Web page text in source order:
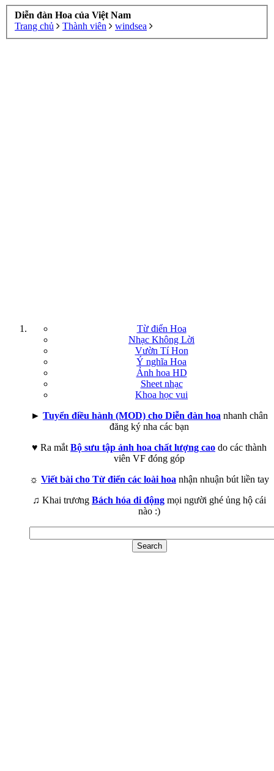
Diễn đàn Hoa của Việt Nam
Trang chủ
Thành viên windsea
Từ điển Hoa
Nhạc Không Lời
Vườn Tí Hon
Ý nghĩa Hoa
Ảnh hoa HD
Sheet nhạc
Khoa học vui
► Tuyển điều hành (MOD) cho Diễn đàn hoa nhanh chân
đăng ký nha các bạn
♥ Ra mắt Bộ sưu tập ảnh hoa chất lượng cao do các thành
viên VF đóng góp
☼ Viết bài cho Từ điển các loài hoa nhận nhuận bút liền tay
♫ Khai trương Bách hóa di động mọi người ghé ủng hộ cái
nào :)